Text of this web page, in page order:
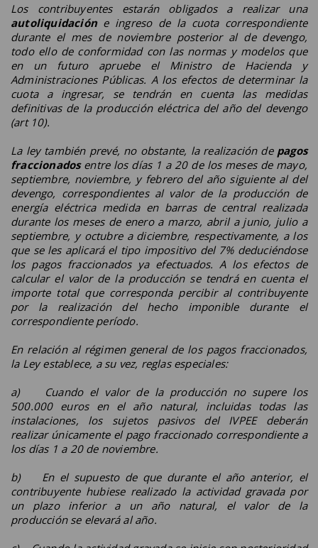
Los contribuyentes estarán obligados a realizar una
autoliquidacióne ingreso de la cuota correspondiente
durante el mes de noviembre posterior al de devengo,
todo ello de conformidad con las normas y modelos que
en un futuro apruebe el Ministro de Hacienda y
Administraciones Públicas. A los efectos de determinar la
cuota a ingresar, se tendrán en cuenta las medidas
definitivas de la producción eléctrica del año del devengo
(art 10).
La ley también prevé, no obstante, la realización de pagos
fraccionadosentre los días 1 a 20 de los meses de mayo,
septiembre, noviembre, y febrero del año siguiente al del
devengo, correspondientes al valor de la producción de
energía eléctrica medida en barras de central realizada
durante los meses de enero a marzo, abril a junio, julio a
septiembre, y octubre a diciembre, respectivamente, a los
que se les aplicará el tipo impositivo del 7% deduciéndose
los pagos fraccionados ya efectuados. A los efectos de
calcular el valor de la producción se tendrá en cuenta el
importe total que corresponda percibir al contribuyente
por la realización del hecho imponible durante el
correspondiente período.
En relación al régimen general de los pagos fraccionados,
la Ley establece, a su vez, reglas especiales:
a) Cuando el valor de la producción no supere los
500.000 euros en el año natural, incluidas todas las
instalaciones, los sujetos pasivos del IVPEE deberán
realizar únicamente el pago fraccionado correspondiente a
los días 1 a 20 de noviembre.
b) En el supuesto de que durante el año anterior, el
contribuyente hubiese realizado la actividad gravada por
un plazo inferior a un año natural, el valor de la
producción se elevará al año.